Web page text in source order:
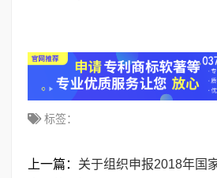
标签：
上一篇： 关于组织申报2018年国